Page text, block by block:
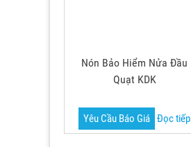
Nón Bảo Hiểm Nửa Đầu
Quạt KDK
Yêu Cầu Báo Giá Đọc tiếp